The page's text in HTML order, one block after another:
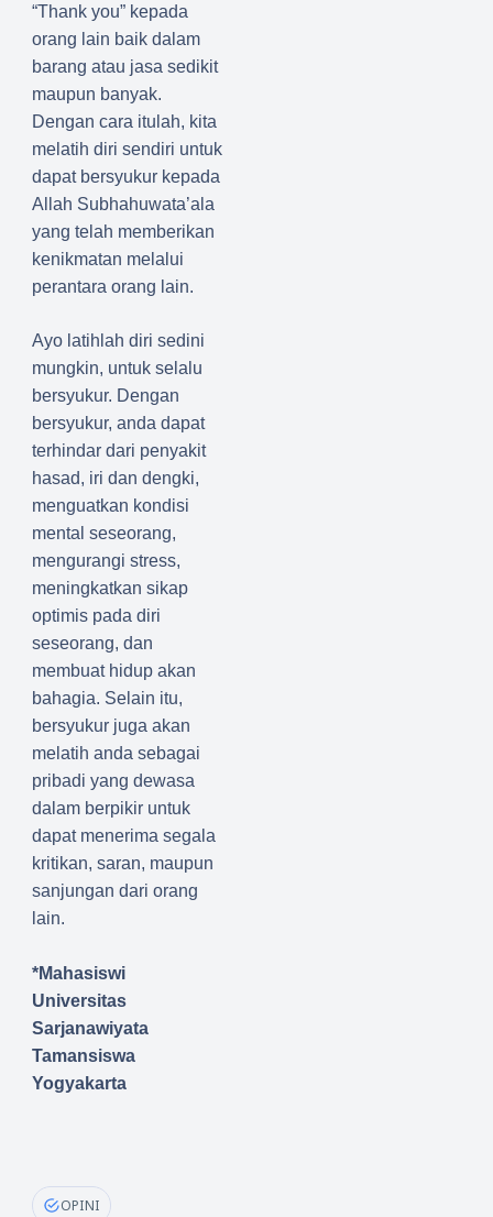
“Thank you” kepada
orang lain baik dalam
barang atau jasa sedikit
maupun banyak.
Dengan cara itulah, kita
melatih diri sendiri untuk
dapat bersyukur kepada
Allah Subhahuwata’ala
yang telah memberikan
kenikmatan melalui
perantara orang lain.
Ayo latihlah diri sedini
mungkin, untuk selalu
bersyukur. Dengan
bersyukur, anda dapat
terhindar dari penyakit
hasad, iri dan dengki,
menguatkan kondisi
mental seseorang,
mengurangi stress,
meningkatkan sikap
optimis pada diri
seseorang, dan
membuat hidup akan
bahagia. Selain itu,
bersyukur juga akan
melatih anda sebagai
pribadi yang dewasa
dalam berpikir untuk
dapat menerima segala
kritikan, saran, maupun
sanjungan dari orang
lain.
*Mahasiswi
Universitas
Sarjanawiyata
Tamansiswa
Yogyakarta
OPINI